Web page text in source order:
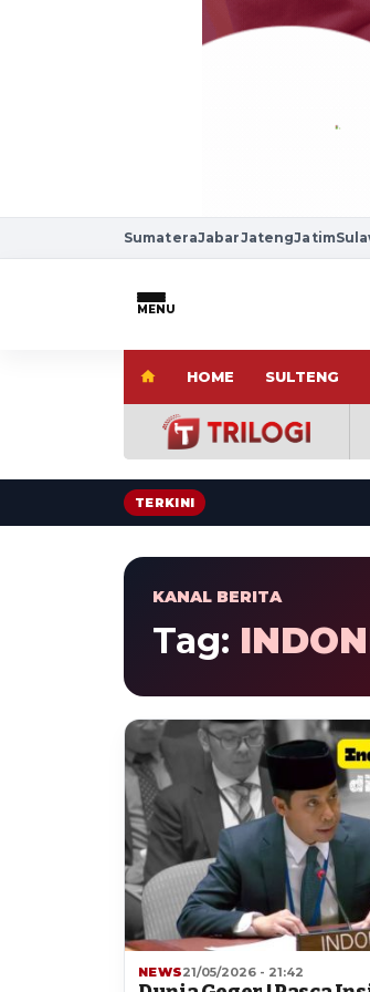
SumateraJabarJatengJatim
MENU
HOME SULTENG
TERKINI
KANAL BERITA
Tag:
NEWS21/05/2026 - 21:42